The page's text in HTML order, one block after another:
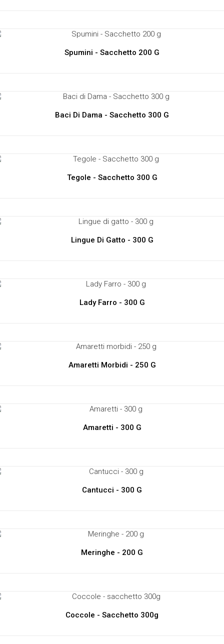
Spumini - Sacchetto 200 G
Baci Di Dama - Sacchetto 300 G
Tegole - Sacchetto 300 G
Lingue Di Gatto - 300 G
Lady Farro - 300 G
Amaretti Morbidi - 250 G
Amaretti - 300 G
Cantucci - 300 G
Meringhe - 200 G
Coccole - Sacchetto 300g